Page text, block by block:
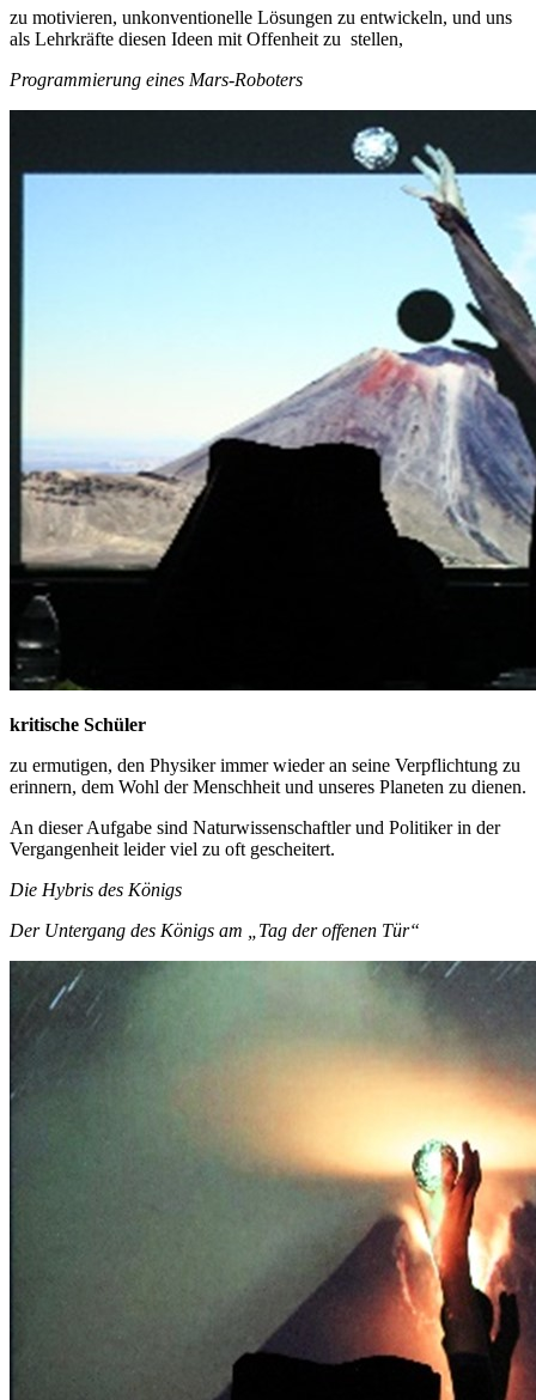
zu motivieren, unkonventionelle Lösungen zu entwickeln, und uns
als Lehrkräfte diesen Ideen mit Offenheit zu stellen,
Programmierung eines Mars-Roboters
kritische Schüler
zu ermutigen, den Physiker immer wieder an seine Verpflichtung zu
erinnern, dem Wohl der Menschheit und unseres Planeten zu dienen.
An dieser Aufgabe sind Naturwissenschaftler und Politiker in der
Vergangenheit leider viel zu oft gescheitert.
Die Hybris des Königs
Der Untergang des Königs am „Tag der offenen Tür“